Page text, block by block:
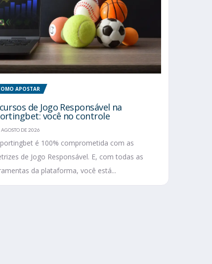
APOSTAR
de Jogo Responsável na
você no controle
AGOSTO DE 2026
é 100% comprometida com as
de Jogo Responsável. E, com todas as
da plataforma, você está...